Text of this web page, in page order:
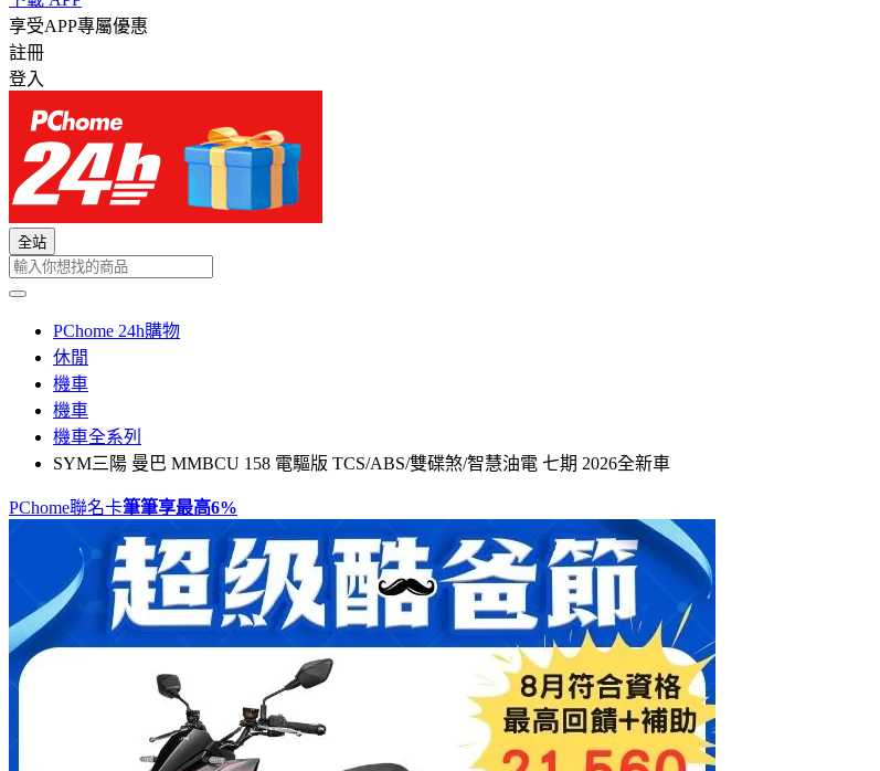
享受APP專屬優惠
註冊
登入
全站
PChome 24h購物
休閒
機車
機車
機車全系列
SYM三陽 曼巴 MMBCU 158 電驅版 TCS/ABS/雙碟煞/智慧油電 七期 2026全新車
PChome聯名卡筆筆享最高6%